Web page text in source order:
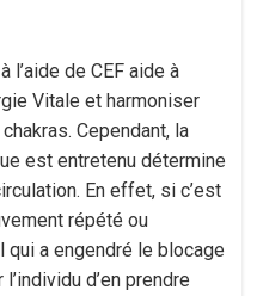
l’aide de CEF aide à
Vitale et harmoniser
Cependant, la
est entretenu détermine
En effet, si c’est
répété ou
qui a engendré le blocage
d’en prendre